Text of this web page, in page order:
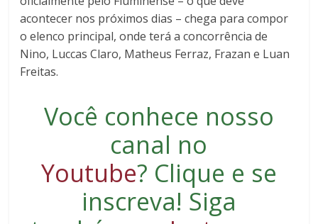
acontecer nos próximos dias – chega para compor
o elenco principal, onde terá a concorrência de
Nino, Luccas Claro, Matheus Ferraz, Frazan e Luan
Freitas.
Você conhece nosso
canal no
Youtube? Clique e se
inscreva! Siga